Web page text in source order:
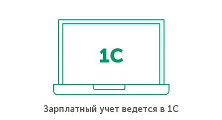
Зарплатный учет ведется в 1С